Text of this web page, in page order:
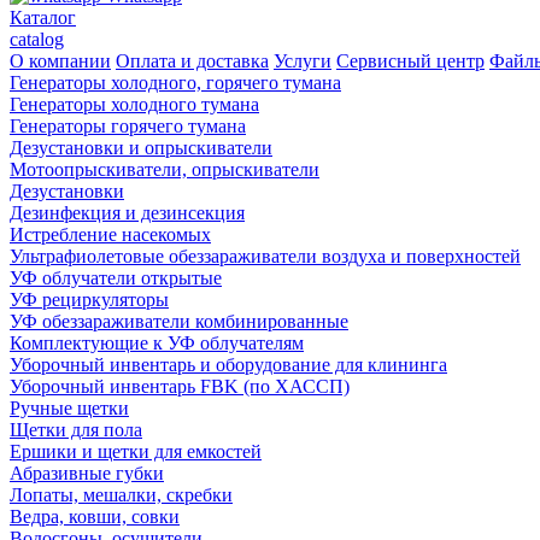
Каталог
catalog
О компании Оплата и доставка Услуги Сервисный центр
Генераторы холодного, горячего тумана
Генераторы холодного тумана
Генераторы горячего тумана
Дезустановки и опрыскиватели
Мотоопрыскиватели, опрыскиватели
Дезустановки
Дезинфекция и дезинсекция
Истребление насекомых
Ультрафиолетовые обеззараживатели воздуха и поверхностей
УФ облучатели открытые
УФ рециркуляторы
УФ обеззараживатели комбинированные
Комплектующие к УФ облучателям
Уборочный инвентарь и оборудование для клининга
Уборочный инвентарь FBK (по ХАССП)
Ручные щетки
Щетки для пола
Ершики и щетки для емкостей
Абразивные губки
Лопаты, мешалки, скребки
Ведра, ковши, совки